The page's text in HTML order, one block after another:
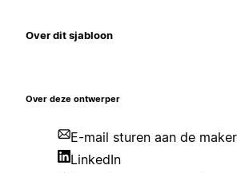
Over dit sjabloon
Over deze ontwerper
E-mail sturen aan de maker
LinkedIn